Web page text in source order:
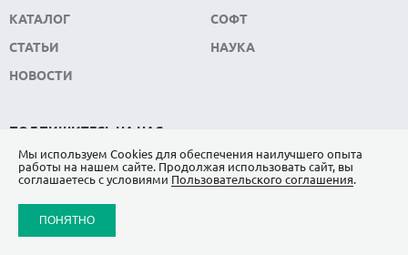
КАТАЛОГ
СТАТЬИ
НОВОСТИ
СОФТ
НАУКА
ПОДПИШИТЕСЬ НА НАС
ЯНДЕКС.ДЗЕН
Мы используем Сookies для обеспечения наилучшего опыта
работы на нашем сайте. Продолжая использовать сайт, вы
соглашаетесь с условиями Пользовательского соглашения.
ПОНЯТНО